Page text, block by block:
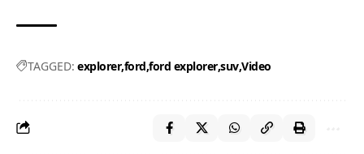
TAGGED: explorer ford ford explorersuvVideo